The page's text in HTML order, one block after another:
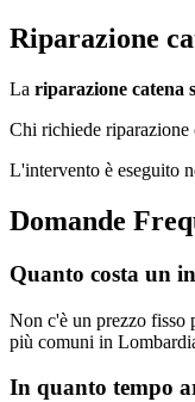
Riparazione
La riparazione catena
Chi richiede riparazione
L'intervento è eseguito
Domande
Quanto costa un
Non c'è un prezzo fisso
più comuni in
In quanto tempo